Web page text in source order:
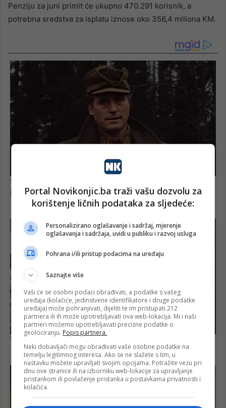
Penziju za juni primit će ukupno 470.291 korisnik, a
potrebna sredstva za isplatu iznose oko 356,4 miliona KM.
Portal Novikonjic.ba traži vašu dozvolu za
korištenje ličnih podataka za sljedeće:
Personalizirano oglašavanje i sadržaj, mjerenje
oglašavanja i sadržaja, uvidi u publiku i razvoj usluga
Pohrana i/ili pristup podacima na uređaju
Saznajte više
Vaši će se osobni podaci obrađivati, a podatke s vašeg
uređaja (kolačiće, jedinstvene identifikatore i druge podatke
uređaja) može pohranjivati, dijeliti te im pristupati 212
partnera ili ih može upotrebljavati ova web-lokacija. Mi i naši
partneri možemo upotrebljavati precizne podatke o
geolociranju. Popis partnera.
Neki dobavljači mogu obrađivati vaše osobne podatke na
temelju legitimnog interesa. Ako se ne slažete s tim, u
nastavku možete upravljati svojim opcijama. Potražite vezu pri
dnu ove stranice ili na izborniku web-lokacije za upravljanje
pristankom ili povlačenje pristanka u postavkama privatnosti i
kolačića.